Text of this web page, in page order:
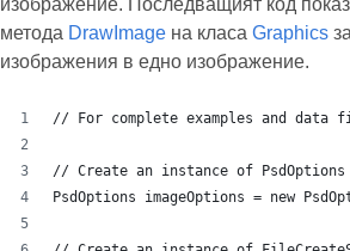
изображение. Последващият код
метода DrawImage на класа Graphics
изображения в едно изображение.
// For complete examples and data
// Create an instance of
PsdOptions imageOptions = new